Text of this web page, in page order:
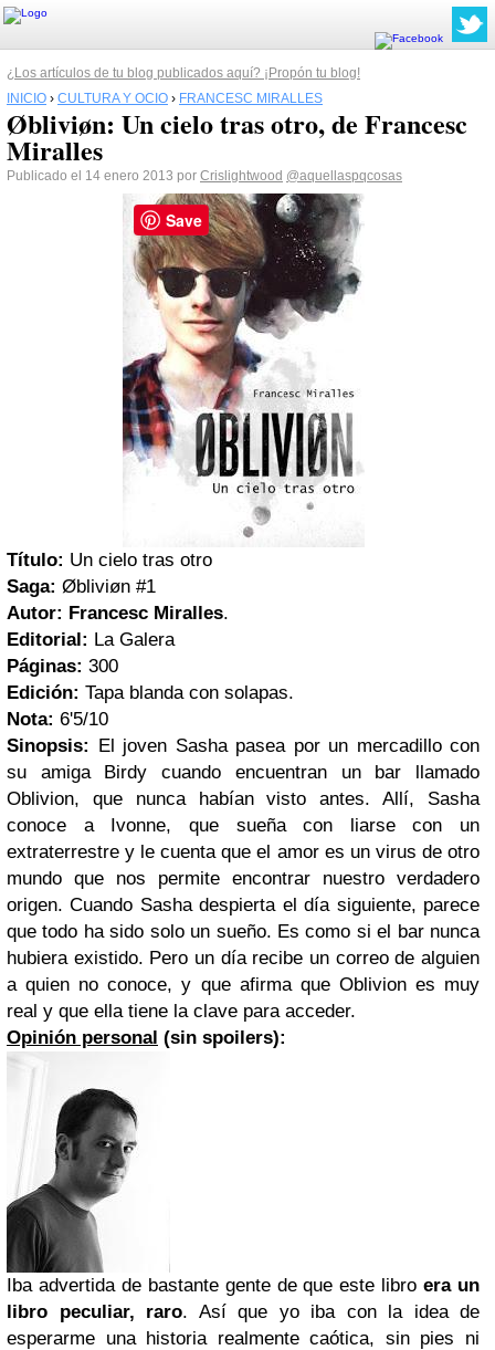
¿Los artículos de tu blog publicados aquí? ¡Propón tu blog!
INICIO › CULTURA Y OCIO › FRANCESC MIRALLES
Øbliviøn: Un cielo tras otro, de Francesc
Miralles
Publicado el 14 enero 2013 por Crislightwood @aquellaspqcosas
Título: Un cielo tras otro
Saga: Øbliviøn #1
Autor: Francesc Miralles.
Editorial: La Galera
Páginas: 300
Edición: Tapa blanda con solapas.
Nota: 6'5/10
Sinopsis: El joven Sasha pasea por un mercadillo con
su amiga Birdy cuando encuentran un bar llamado
Oblivion, que nunca habían visto antes. Allí, Sasha
conoce a Ivonne, que sueña con liarse con un
extraterrestre y le cuenta que el amor es un virus de otro
mundo que nos permite encontrar nuestro verdadero
origen. Cuando Sasha despierta el día siguiente, parece
que todo ha sido solo un sueño. Es como si el bar nunca
hubiera existido. Pero un día recibe un correo de alguien
a quien no conoce, y que afirma que Oblivion es muy
real y que ella tiene la clave para acceder.
Opinión personal (sin spoilers):
Iba advertida de bastante gente de que este libroera un
libro peculiar, raro. Así que yo iba con la idea de
esperarme una historia realmente caótica, sin pies ni
Save